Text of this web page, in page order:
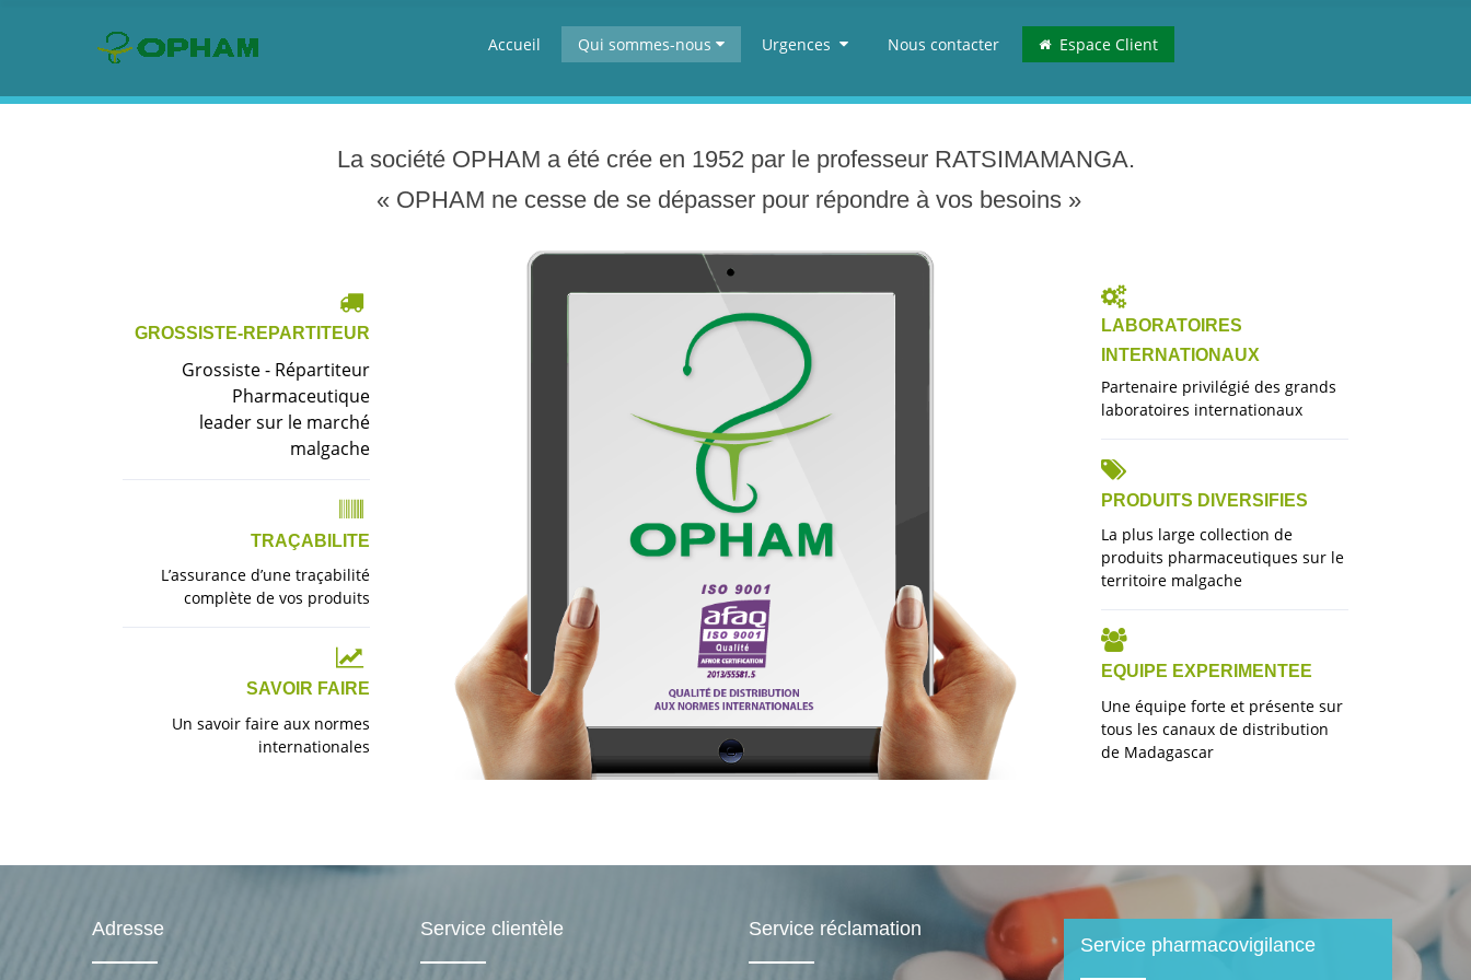
Accueil Qui sommes-nous Urgences Nous contacter Espace Client
La société OPHAM a été créeen 1952 par le professeur RATSIMAMANGA.
« OPHAM ne cesse de se dépasser pour répondre à vos besoins »
GROSSISTE-REPARTITEUR
Grossiste - Répartiteur
Pharmaceutique
leader sur le marché
malgache
TRAÇABILITE
L’assurance d’une traçabilité
complète de vos produits
SAVOIR FAIRE
Un savoir faire aux normes
internationales
LABORATOIRES
INTERNATIONAUX
Partenaire privilégié des grands
laboratoires internationaux
PRODUITS DIVERSIFIES
La plus large collection de
produits pharmaceutiques sur le
territoire malgache
EQUIPE EXPERIMENTEE
Une équipe forte et présente sur
tous les canaux de distribution
de Madagascar
Adresse Service clientèle Service réclamation
Service pharmacovigilance